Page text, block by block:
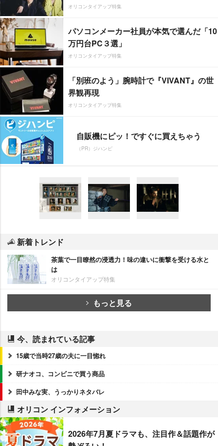
オリコンタイアップ特集
パソコンメーカー社員が本気で選んだ「10
万円台PC３選」
オリコンタイアップ特集
「別班のよう」腕時計で『VIVANT』の世
界観再現
オリコンタイアップ特集
自販機にピッ！ですぐに買えちゃう
（PR）ジハンピ
新着トレンド
茶葉で一目瞭然の浸透力！味の違いに衝撃を受ける水と
は
オリコンタイアップ特集
もっと見る
今、読まれている記事
15歳で当時27歳の夫に一目惚れ
研ナオコ、コンビニで買う商品
田中みな実、うっかりネタバレ
オリコン インフォメーション
2026年7月夏ドラマも、注目作＆話題作が